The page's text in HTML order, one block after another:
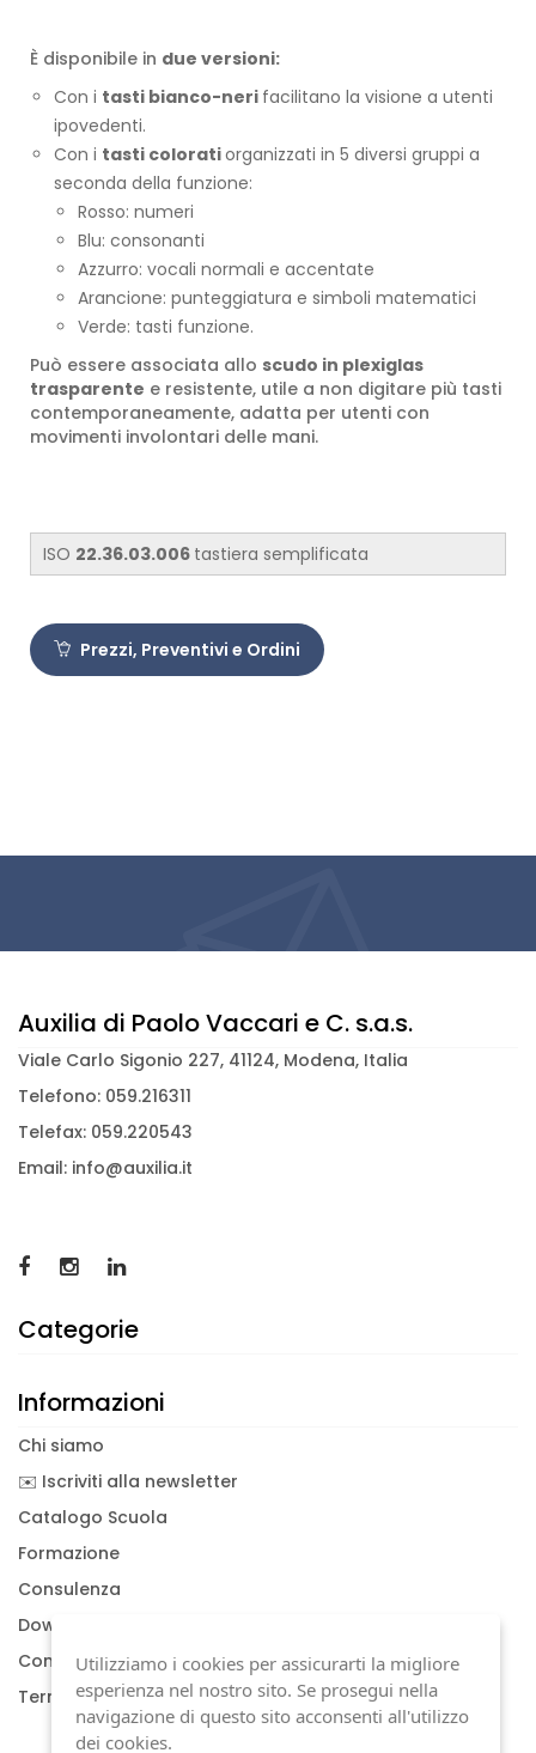
È disponibile in due versioni:
Con i tasti bianco-neri facilitano la visione a utenti
ipovedenti.
Con i tasti coloratiorganizzati in 5 diversi gruppi a
seconda della funzione:
Rosso: numeri
Blu: consonanti
Azzurro: vocali normali e accentate
Arancione: punteggiatura e simboli matematici
Verde: tasti funzione.
Può essere associata allo scudo in plexiglas
trasparente e resistente, utile a non digitare più tasti
contemporaneamente, adatta per utenti con
movimenti involontari delle mani.
ISO 22.36.03.006 tastiera semplificata
Prezzi, Preventivi e Ordini
Auxilia di Paolo Vaccari e C. s.a.s.
Viale Carlo Sigonio 227, 41124, Modena, Italia
Telefono: 059.216311
Telefax: 059.220543
Email: info@auxilia.it
Categorie
Informazioni
Chi siamo
✉️ Iscriviti alla newsletter
Catalogo Scuola
Formazione
Consulenza
Download documenti
Condizioni generali
Termini di garanzia
Utilizziamo i cookies per assicurarti la migliore
esperienza nel nostro sito. Se prosegui nella
navigazione di questo sito acconsenti all'utilizzo
dei cookies.